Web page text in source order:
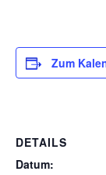
Zum
DETAILS
Datum: